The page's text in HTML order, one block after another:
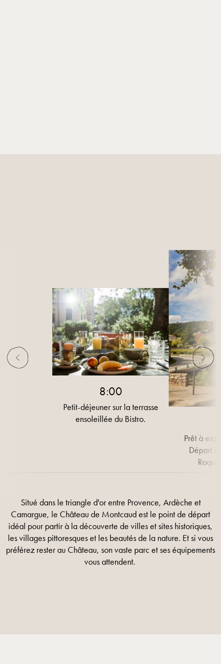
8:00
Petit-déjeuner sur la terrasse
ensoleillée du Bistro.
Prêt à
Départ
Situé dans le triangle d'or entre Provence, Ardèche et
Camargue, le Château de Montcaud est le point de départ
idéal pour partir à la découverte de villes et sites historiques,
les villages pittoresques et les beautés de la nature. Et si vous
préférez rester au Château, son vaste parc et ses équipements
vous attendent.